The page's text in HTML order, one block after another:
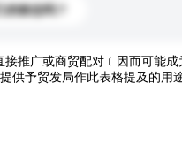
的标志吗？
推广或商贸配对﹝因而可能
供予贸发局作此表格提及的用途